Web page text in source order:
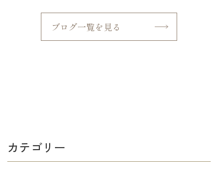
ブログ一覧を見る
カテゴリー